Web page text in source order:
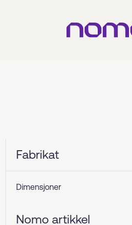
Fabrikat
Dimensjoner
Nomo artikkel